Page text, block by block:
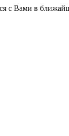
с Вами в